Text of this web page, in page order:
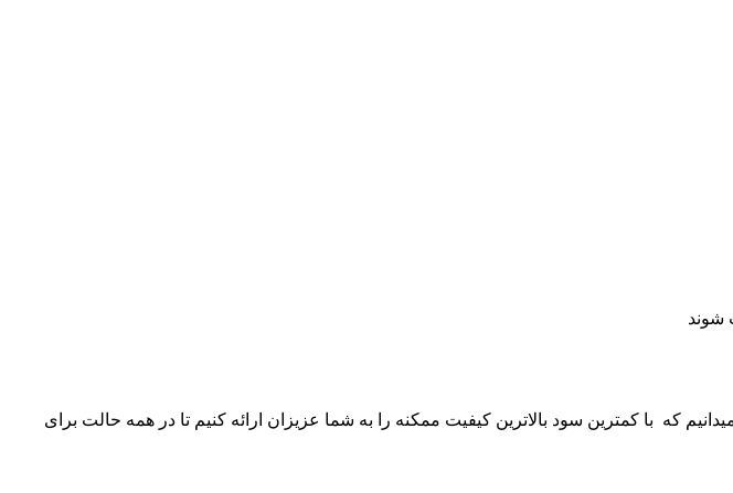
شوند
که با کمترین سود بالاترین کیفیت ممکنه را به شما عزیزان ارائه کنیم تا در همه حالت برای